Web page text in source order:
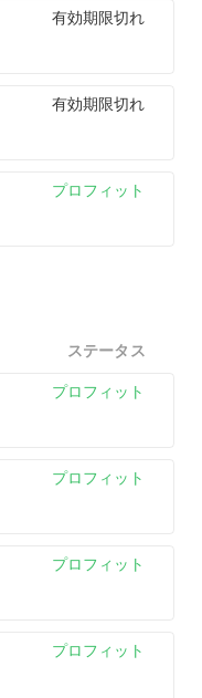
有効期限切れ
有効期限切れ
プロフィット
ステータス
プロフィット
プロフィット
プロフィット
プロフィット